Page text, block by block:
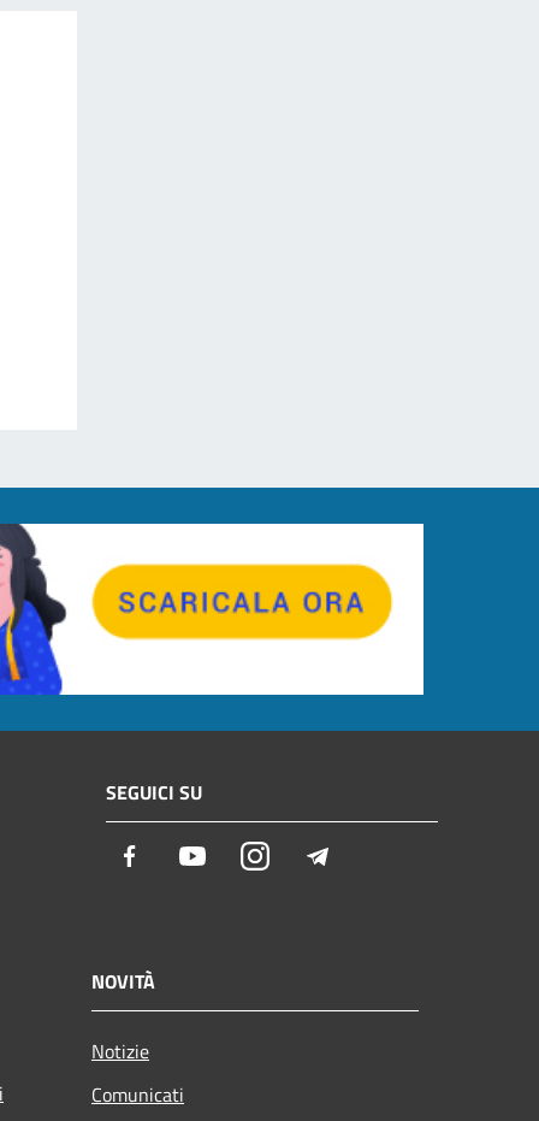
SEGUICI SU
Facebook YoutubeInstagram
NOVITÀ
Notizie
Comunicati